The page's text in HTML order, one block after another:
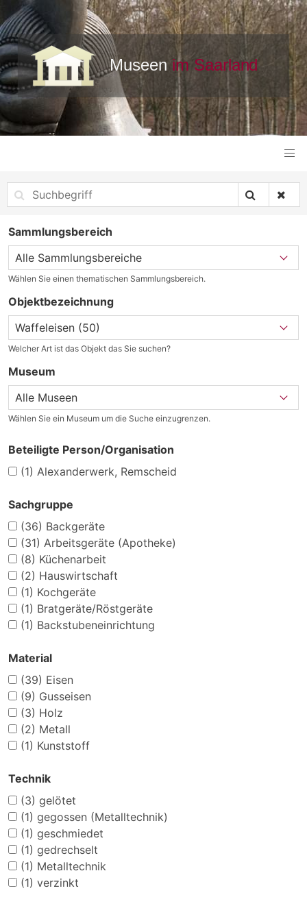
Sammlungsbereich
Wählen Sie einen thematischen Sammlungsbereich.
Objektbezeichnung
Welcher Art ist das Objekt das Sie suchen?
Museum
Wählen Sie ein Museum um die Suche einzugrenzen.
Beteiligte Person/Organisation
(1) Alexanderwerk, Remscheid
Sachgruppe
(36) Backgeräte
(31) Arbeitsgeräte (Apotheke)
(8) Küchenarbeit
(2) Hauswirtschaft
(1) Kochgeräte
(1) Bratgeräte/Röstgeräte
(1) Backstubeneinrichtung
Material
(39) Eisen
(9) Gusseisen
(3) Holz
(2) Metall
(1) Kunststoff
Technik
(3) gelötet
(1) gegossen (Metalltechnik)
(1) geschmiedet
(1) gedrechselt
(1) Metalltechnik
(1) verzinkt